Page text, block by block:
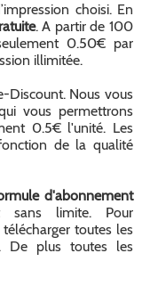
choisi. En
. A partir de 100
0.50€ par
illimitée.
Discount. Nous vous
vous permettrons
0.5€ l'unité. Les
de la qualité
d'abonnement
sans limite. Pour
toutes les
De plus toutes les